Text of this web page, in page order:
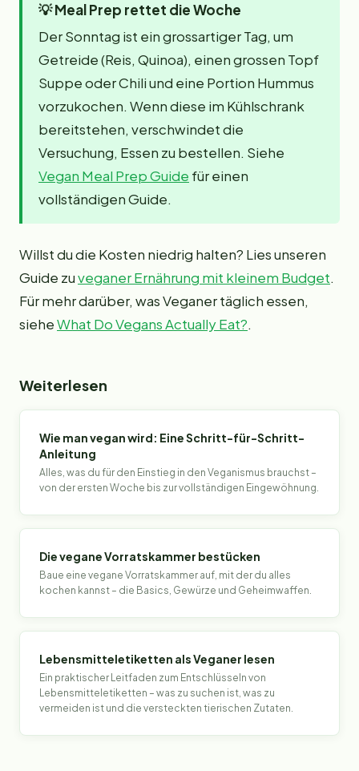
💡Meal Prep rettet die Woche
Der Sonntag ist ein grossartiger Tag, um
Getreide (Reis, Quinoa), einen grossen Topf
Suppe oder Chili und eine Portion Hummus
vorzukochen. Wenn diese im Kühlschrank
bereitstehen, verschwindet die
Versuchung, Essen zu bestellen. Siehe
Vegan Meal Prep Guide für einen
vollständigen Guide.
Willst du die Kosten niedrig halten? Lies unseren
Guide zuveganer Ernährung mit kleinem Budget.
Für mehr darüber, was Veganer täglich essen,
sieheWhat Do Vegans Actually Eat?.
Weiterlesen
Wie man vegan wird: Eine Schritt-für-Schritt-
Anleitung
Alles, was du für den Einstieg in den Veganismus brauchst –
von der ersten Woche bis zur vollständigen Eingewöhnung.
Die vegane Vorratskammer bestücken
Baue eine vegane Vorratskammer auf, mit der du alles
kochen kannst – die Basics, Gewürze und Geheimwaffen.
Lebensmitteletiketten als Veganer lesen
Ein praktischer Leitfaden zum Entschlüsseln von
Lebensmitteletiketten – was zu suchen ist, was zu
vermeiden ist und die versteckten tierischen Zutaten.